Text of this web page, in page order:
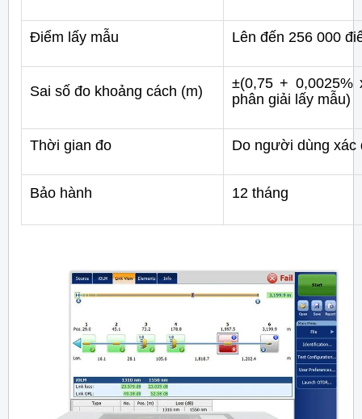
Điểm lấy mẫu Lên đến 256 000
Sai số đo khoảng cách (m)
±(0,75 + 0,0025%
phân giải lấy mẫu)
Thời gian đo Do người dùng xác
Bảo hành 12 tháng